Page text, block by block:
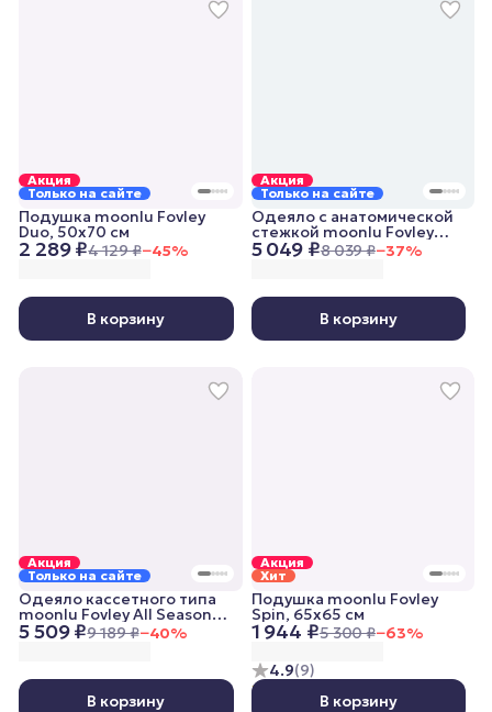
Акция
Только на сайте
2 289 ₽4 129 ₽−45%
Подушка moonlu Fovley
Duo, 50x70 см
В корзину
Акция
Только на сайте
5 049 ₽8 039 ₽−37%
Одеяло с анатомической
стежкой moonlu Fovley
Lightweight, 140x205 см,
облегченное
В корзину
Акция
Только на сайте
5 509 ₽9 189 ₽−40%
Одеяло кассетного типа
moonlu Fovley All Seasons,
140x205 см, всесезонное
В корзину
Акция
Хит
4.9(9)
1 944 ₽5 300 ₽−63%
Подушка moonlu Fovley
Spin, 65x65 см
В корзину